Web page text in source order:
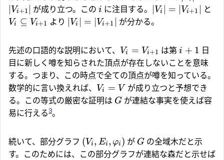
∣ Vi+1 ∣ が成り立つ。このi に注目する。 ∣ Vi ∣ = ∣ Vi+1 ∣ と
Vi ⊆ Vi+1 より ∣ Vi ∣ = ∣ Vi+1 ∣ が分かる。
先述の口語的な説明において、 Vi = Vi+1 は第i + 1 日
目に新しく噂を知らされた頂点が存在しないことを意味
する。つまり、この時点で全ての頂点が噂を知っている。
数学的に言い換えれば、
Vi = V が成り立つと予想でき
る。この等式の厳密な証明は G が連結な事実を使えば容
易に行える 3。
続いて、部分グラフ (Vi , Ei , φi ) が Gの全域木だと示
す。このためには、この部分グラフが連結な森だと示せば